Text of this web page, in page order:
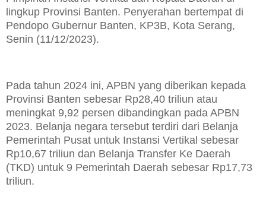
lingkup Provinsi Banten. Penyerahan bertempat di
Pendopo Gubernur Banten, KP3B, Kota Serang,
Senin (11/12/2023).
Pada tahun 2024 ini, APBN yang diberikan kepada
Provinsi Banten sebesar Rp28,40 triliun atau
meningkat 9,92 persen dibandingkan pada APBN
2023. Belanja negara tersebut terdiri dari Belanja
Pemerintah Pusat untuk Instansi Vertikal sebesar
Rp10,67 triliun dan Belanja Transfer Ke Daerah
(TKD) untuk 9 Pemerintah Daerah sebesar Rp17,73
triliun.